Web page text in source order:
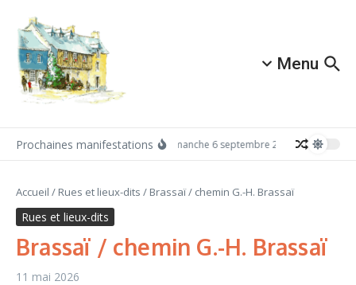
Menu
Prochaines manifestations Dimanche 6 septembre 2026:
Accueil / Rues et lieux-dits / Brassaï / chemin G.-H. Brassaï
Rues et lieux-dits
Brassaï / chemin G.-H. Brassaï
11 mai 2026